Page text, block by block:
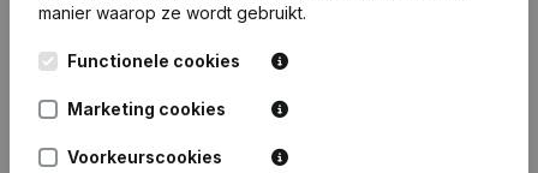
Publicatiesvan A-A Solution
manier waarop ze wordt gebruikt.
Functionele cookies
Marketing cookies
Voorkeurscookies